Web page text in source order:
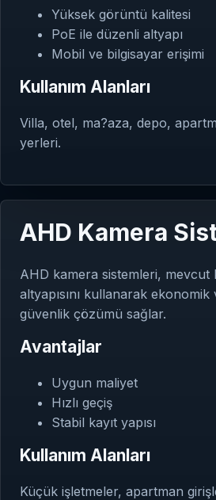
Yüksek görüntü kalitesi
PoE ile düzenli altyapı
Mobil ve bilgisayar erişimi
Kullanım Alanları
Villa, otel, ma?aza, depo,
yerleri.
AHD Kamera
AHD kamera sistemleri, mevcut
altyapısını kullanarak ekonomik
güvenlik çözümü sağlar.
Avantajlar
Uygun maliyet
Hızlı geçiş
Stabil kayıt yapısı
Kullanım Alanları
Küçük işletmeler, apartman